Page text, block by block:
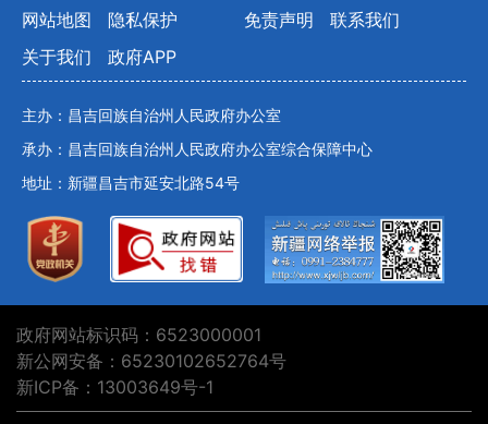
网站地图 隐私保护 免责声明
联系我们
关于我们
政府APP
主办：昌吉回族自治州人民政府办公室
承办：昌吉回族自治州人民政府办公室综合保障中心
地址：新疆昌吉市延安北路54号
政府网站标识码：6523000001
新公网安备：65230102652764号
新ICP备：13003649号-1